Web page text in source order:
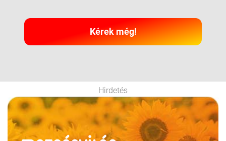
Kérek még!
Hirdetés